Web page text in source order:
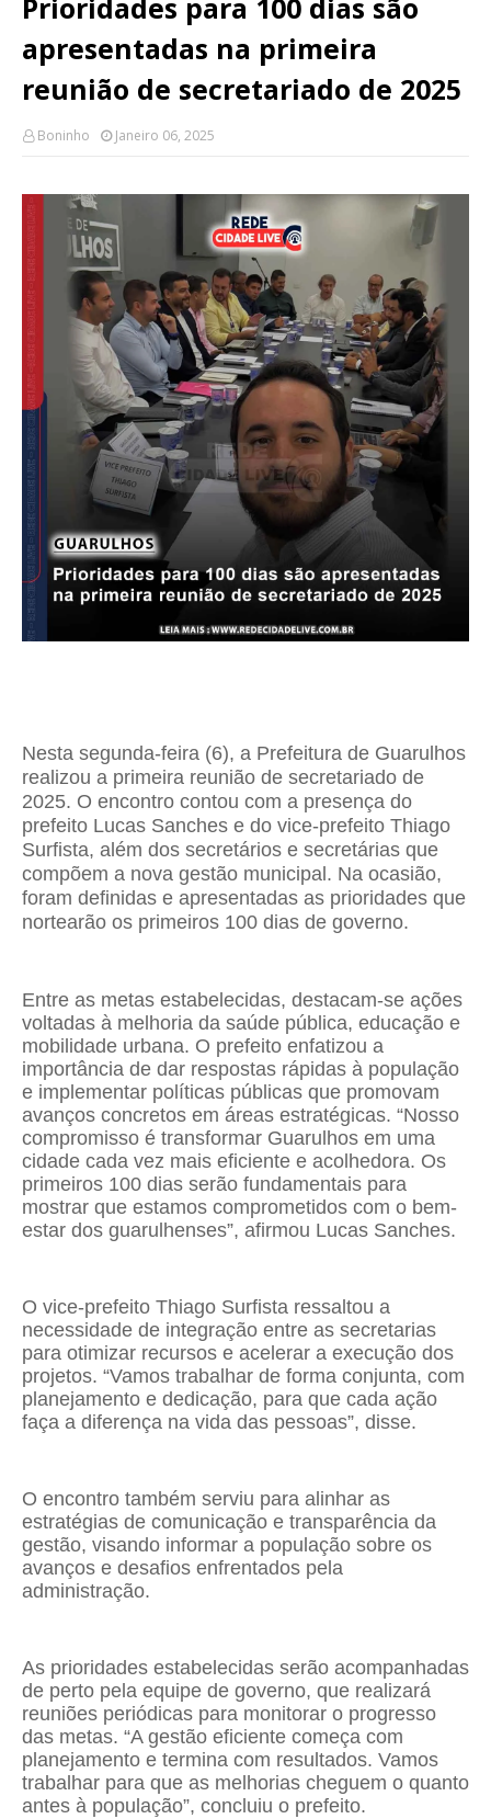
Prioridades para 100 dias são
apresentadas na primeira
reunião de secretariado de 2025
Boninho Janeiro 06, 2025
Nesta segunda-feira (6), a Prefeitura de Guarulhos
realizou a primeira reunião de secretariado de
2025. O encontro contou com a presença do
prefeito Lucas Sanches e do vice-prefeito Thiago
Surfista, além dos secretários e secretárias que
compõem a nova gestão municipal. Na ocasião,
foram definidas e apresentadas as prioridades que
nortearão os primeiros 100 dias de governo.
Entre as metas estabelecidas, destacam-se ações
voltadas à melhoria da saúde pública, educação e
mobilidade urbana. O prefeito enfatizou a
importância de dar respostas rápidas à população
e implementar políticas públicas que promovam
avanços concretos em áreas estratégicas. “Nosso
compromisso é transformar Guarulhos em uma
cidade cada vez mais eficiente e acolhedora. Os
primeiros 100 dias serão fundamentais para
mostrar que estamos comprometidos com o bem-
estar dos guarulhenses”, afirmou Lucas Sanches.
O vice-prefeito Thiago Surfista ressaltou a
necessidade de integração entre as secretarias
para otimizar recursos e acelerar a execução dos
projetos. “Vamos trabalhar de forma conjunta, com
planejamento e dedicação, para que cada ação
faça a diferença na vida das pessoas”, disse.
O encontro também serviu para alinhar as
estratégias de comunicação e transparência da
gestão, visando informar a população sobre os
avanços e desafios enfrentados pela
administração.
As prioridades estabelecidas serão acompanhadas
de perto pela equipe de governo, que realizará
reuniões periódicas para monitorar o progresso
das metas. “A gestão eficiente começa com
planejamento e termina com resultados. Vamos
trabalhar para que as melhorias cheguem o quanto
antes à população”, concluiu o prefeito.